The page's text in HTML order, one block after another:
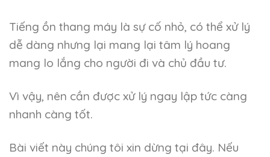
Tiếng ồn thang máy là sự cố nhỏ, có thể xử lý
dễ dàng nhưng lại mang lại tâm lý hoang
mang lo lắng cho người đi và chủ đầu tư.
Vì vậy, nên cần được xử lý ngay lập tức càng
nhanh càng tốt.
Bài viết này chúng tôi xin dừng tại đây. Nếu